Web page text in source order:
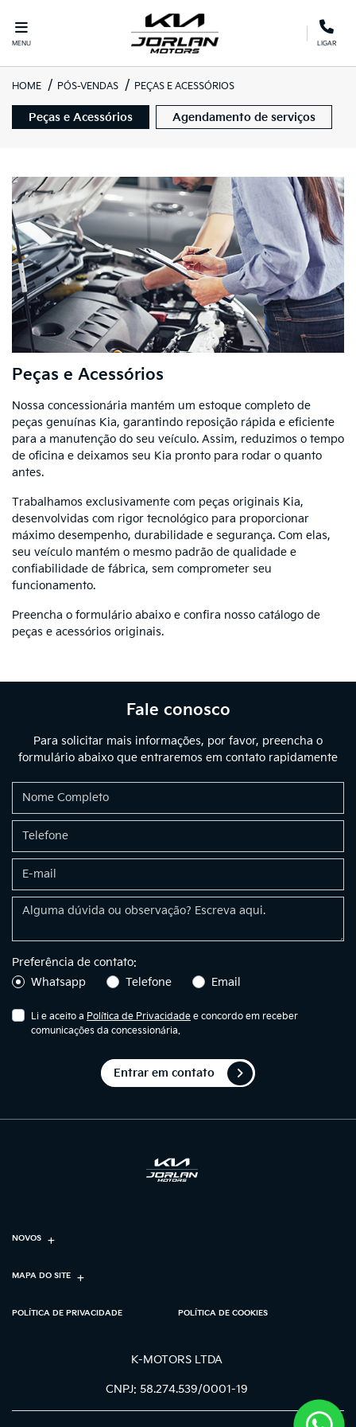
MENU LIGAR
HOME PÓS-VENDAS PEÇAS E ACESSÓRIOS
Peças e Acessórios Agendamento de serviços
Peças e Acessórios
Nossa concessionária mantém um estoque completo de
peças genuínas Kia, garantindo reposição rápida e eficiente
para a manutenção do seu veículo. Assim, reduzimos o tempo
de oficina e deixamos seu Kia pronto para rodar o quanto
antes.
Trabalhamos exclusivamente com peças originais Kia,
desenvolvidas com rigor tecnológico para proporcionar
máximo desempenho, durabilidade e segurança. Com elas,
seu veículo mantém o mesmo padrão de qualidade e
confiabilidade de fábrica, sem comprometer seu
funcionamento.
Preencha o formulário abaixo e confira nosso catálogo de
peças e acessórios originais.
Fale conosco
Para solicitar mais informações, por favor, preencha o
formulário abaixo que entraremos em contato rapidamente
Preferência de contato:
Whatsapp
Telefone Email
Li e aceito a Política de Privacidade e concordo em receber
comunicações da concessionária.
Entrar em contato
NOVOS
MAPA DO SITE
POLÍTICA DE PRIVACIDADE POLÍTICA DE COOKIES
K-MOTORS LTDA
CNPJ: 58.274.539/0001-19